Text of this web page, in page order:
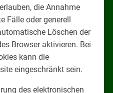
die Annahme
Fälle oder generell
Löschen der
Browser aktivieren. Bei
kann die
eingeschränkt sein.
des elektronischen